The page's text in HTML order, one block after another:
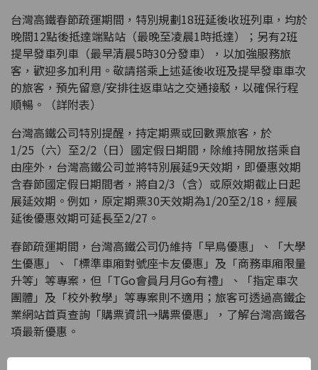
台灣高鐵春節疏運期間，特別規劃18班延後收班列車，均於
晚間12點後抵達端點站（最晚至凌晨1時抵達）；另有2班
提早發車列車（最早清晨5時30分發車），以加強服務旅
客，歡迎多加利用。敬請搭乘上述延後收班及提早發車車次
的旅客，預先留意/安排往返車站之交通接駁，以確保行程
順暢。（詳附表）
台灣高鐵公司特別提醒，持定期票或回數票旅客，於
1/25（六）至2/2（日）國定假日期間，除維持開放搭乘自
由座外，台灣高鐵公司並將特別展延9天效期，即優惠效期
含春節國定假日期間者，將自2/3（含）或原效期截止日起
展延效期。例如，原定期票30天效期為1/20至2/18，經展
延後優惠效期可延長至2/27。
春節疏運期間，台灣高鐵公司仍維持「早鳥優惠」、「大學
生優惠」、「標準車廂對號座卡友優惠」及「商務車廂限量
升等」等專案，但「TGo會員月月Go有禮」、「指定車次
團體」及「校外教學」等專案則不適用；旅客可透過高鐵企
業網站首頁查詢「購票資訊→購票優惠」，了解台灣高鐵各
項最新優惠。